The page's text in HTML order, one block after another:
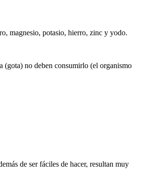
magnesio, potasio, hierro, zinc y yodo.
(gota) no deben consumirlo (el organismo
de ser fáciles de hacer, resultan muy